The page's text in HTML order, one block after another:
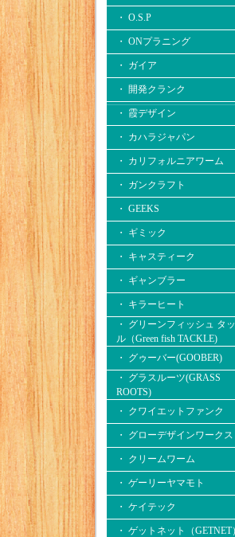
・ O.S.P
・ ONプラニング
・ ガイア
・ 開発クランク
・ 霞デザイン
・ カハラジャパン
・ カリフォルニアワーム
・ ガンクラフト
・ GEEKS
・ ギミック
・ キャスティーク
・ ギャンブラー
・ キラーヒート
・ グリーンフィッシュ タ
ル（Green fish TACKLE)
・ グゥーバー(GOOBER)
・ グラスルーツ(GRASS
ROOTS)
・ クワイエットファンク
・ グローデザインワークス
・ クリームワーム
・ ゲーリーヤマモト
・ ケイテック
・ ゲットネット（GETNET